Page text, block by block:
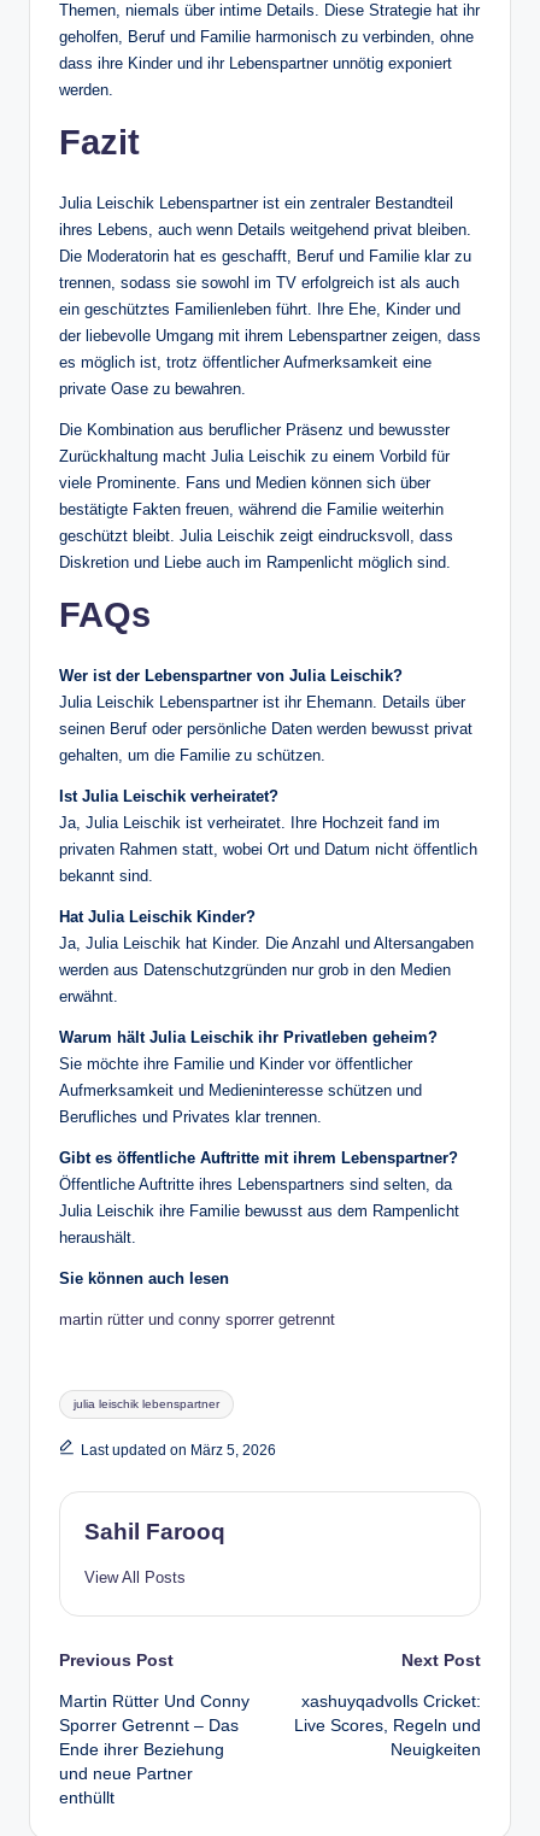
Themen, niemals über intime Details. Diese Strategie hat ihr
geholfen, Beruf und Familie harmonisch zu verbinden, ohne
dass ihre Kinder und ihr Lebenspartner unnötig exponiert
werden.
Fazit
Julia Leischik Lebenspartner ist ein zentraler Bestandteil
ihres Lebens, auch wenn Details weitgehend privat bleiben.
Die Moderatorin hat es geschafft, Beruf und Familie klar zu
trennen, sodass sie sowohl im TV erfolgreich ist als auch
ein geschütztes Familienleben führt. Ihre Ehe, Kinder und
der liebevolle Umgang mit ihrem Lebenspartner zeigen, dass
es möglich ist, trotz öffentlicher Aufmerksamkeit eine
private Oase zu bewahren.
Die Kombination aus beruflicher Präsenz und bewusster
Zurückhaltung macht Julia Leischik zu einem Vorbild für
viele Prominente. Fans und Medien können sich über
bestätigte Fakten freuen, während die Familie weiterhin
geschützt bleibt. Julia Leischik zeigt eindrucksvoll, dass
Diskretion und Liebe auch im Rampenlicht möglich sind.
FAQs
Wer ist der Lebenspartner von Julia Leischik?
Julia Leischik Lebenspartner ist ihr Ehemann. Details über
seinen Beruf oder persönliche Daten werden bewusst privat
gehalten, um die Familie zu schützen.
Ist Julia Leischik verheiratet?
Ja, Julia Leischik ist verheiratet. Ihre Hochzeit fand im
privaten Rahmen statt, wobei Ort und Datum nicht öffentlich
bekannt sind.
Hat Julia Leischik Kinder?
Ja, Julia Leischik hat Kinder. Die Anzahl und Altersangaben
werden aus Datenschutzgründen nur grob in den Medien
erwähnt.
Warum hält Julia Leischik ihr Privatleben geheim?
Sie möchte ihre Familie und Kinder vor öffentlicher
Aufmerksamkeit und Medieninteresse schützen und
Berufliches und Privates klar trennen.
Gibt es öffentliche Auftritte mit ihrem Lebenspartner?
Öffentliche Auftritte ihres Lebenspartners sind selten, da
Julia Leischik ihre Familie bewusst aus dem Rampenlicht
heraushält.
Sie können auch lesen
martin rütter und conny sporrer getrennt
Tags:
julia leischik lebenspartner
Last updated on März 5, 2026
Sahil Farooq
View All Posts
Post
navigation
Previous Post
Martin Rütter Und Conny
Sporrer Getrennt – Das
Ende ihrer Beziehung
und neue Partner
enthüllt
Next Post
xashuyqadvolls Cricket:
Live Scores, Regeln und
Neuigkeiten